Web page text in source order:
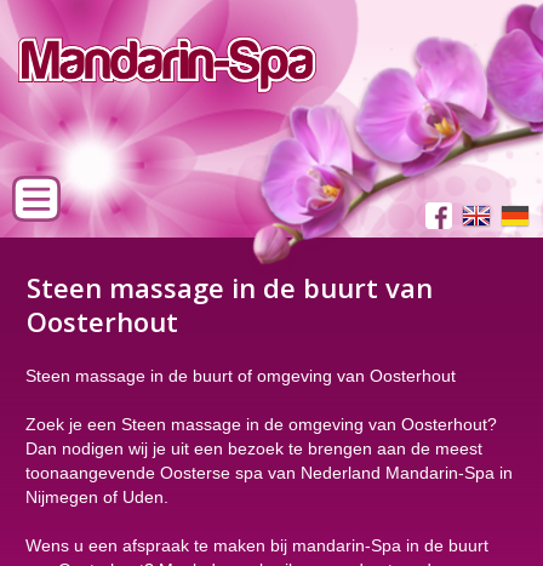
Steen massage in de buurt van
Oosterhout
Steen massage in de buurt of omgeving van Oosterhout
Zoek je een Steen massage in de omgeving van Oosterhout?
Dan nodigen wij je uit een bezoek te brengen aan de meest
toonaangevende Oosterse spa van Nederland Mandarin-Spa in
Nijmegen of Uden.
Wens u een afspraak te maken bij mandarin-Spa in de buurt